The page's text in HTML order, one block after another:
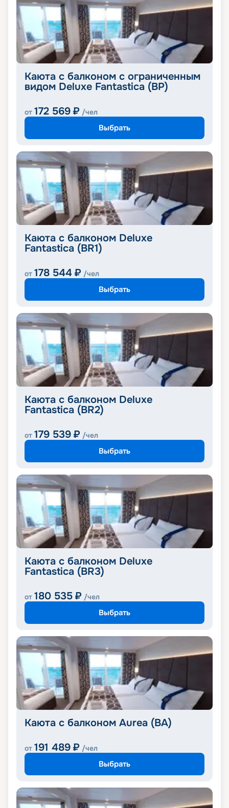
Каюта с балконом с ограниченным
видом Deluxe Fantastica (BP)
от 172 569 ₽ /чел
Выбрать
Каюта с балконом Deluxe
Fantastica (BR1)
от 178 544 ₽ /чел
Выбрать
Каюта с балконом Deluxe
Fantastica (BR2)
от 179 539 ₽ /чел
Выбрать
Каюта с балконом Deluxe
Fantastica (BR3)
от 180 535 ₽ /чел
Выбрать
Каюта с балконом Aurea (BA)
от 191 489 ₽ /чел
Выбрать